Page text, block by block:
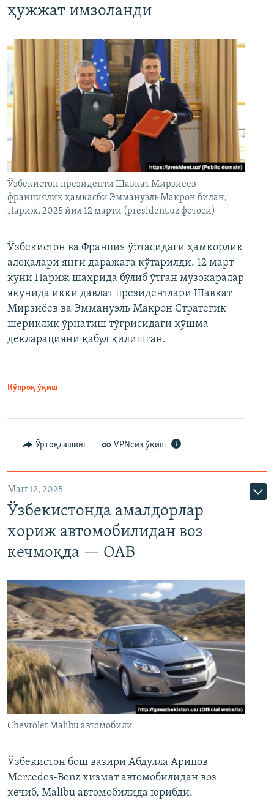
ҳужжат имзоланди
Ўзбекистон президенти Шавкат Мирзиёев
франциялик ҳамкасби Эммануэль Макрон билан,
Париж, 2025 йил 12 марти (president.uz фотоси)
Ўзбекистон ва Франция ўртасидаги ҳамкорлик
алоқалари янги даражага кўтарилди. 12 март
куни Париж шаҳрида бўлиб ўтган музокаралар
якунида икки давлат президентлари Шавкат
Мирзиёев ва Эммануэль Макрон Стратегик
шериклик ўрнатиш тўғрисидаги қўшма
декларацияни қабул қилишган.
Кўпроқ ўқиш
Ўртоқлашинг VPNсиз ўқиш
Mart 12, 2025
Ўзбекистонда амалдорлар
хориж автомобилидан воз
кечмоқда — ОАВ
Chevrolet Malibu автомобили
Ўзбекистон бош вазири Абдулла Арипов
Mercedes-Benz хизмат автомобилидан воз
кечиб, Malibu автомобилида юрибди.